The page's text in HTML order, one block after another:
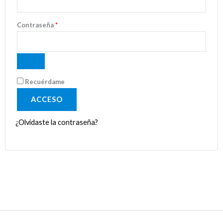
Contraseña*
Recuérdame
ACCESO
¿Olvidaste la contraseña?